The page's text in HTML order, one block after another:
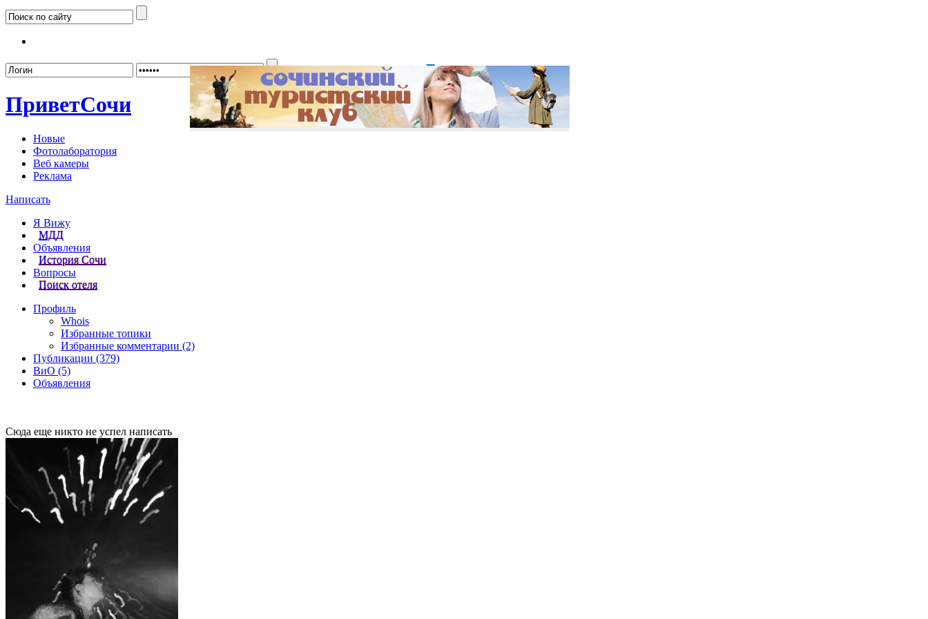
Забыли пароль? Регистрация
ПриветСочи
Новые
Фотолаборатория
Веб камеры
Реклама
Написать
Я Вижу
МДД
Объявления
История Сочи
Вопросы
Поиск отеля
Профиль
Whois
Избранные топики
Избранные комментарии (2)
Публикации (379)
ВиО (5)
Объявления
Сюда еще никто не успел написать